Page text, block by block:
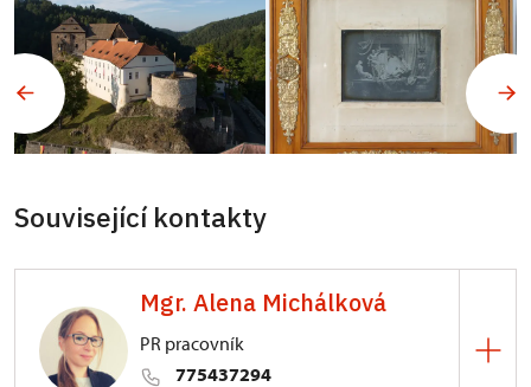
Související kontakty
Mgr. Alena Michálková
PR pracovník
775437294